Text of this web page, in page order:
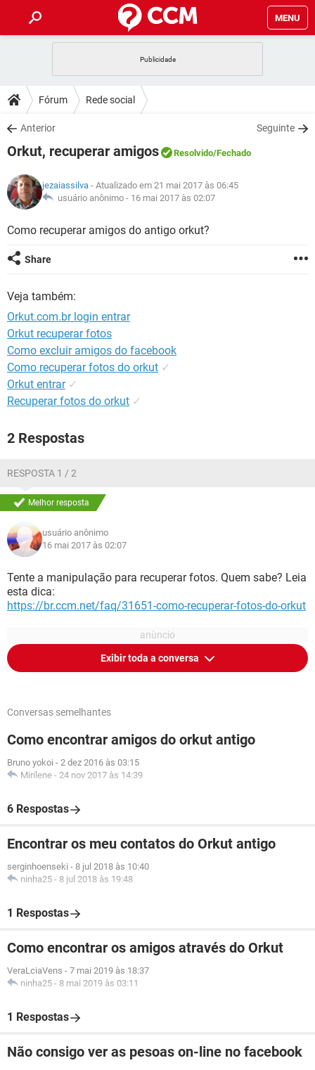
MENU
CELULAR
OUTLOOK
INSTAGRAM GMAIL
GUIA DE COMPRAS
DICAS
JOGOS
INSTAGRAM GMAIL
GUIA DE COMPRAS
DOWNLOADS
JOGOS WHATSAPP
CELULAR
OUTLOOK EXCEL
GMAIL
FÓRUM
JOGOS WHATSAPP
CELULAR
OUTLOOK EXCEL
INSTAGRAM
GLOSSÁRIO
WHATSAPP
INSTAGRAM
GUIA DE COMPRAS
Fórum Rede social
Anterior Seguinte
Orkut, recuperar amigos Resolvido/Fechado
jezaiassilva - Atualizado em 21 mai 2017 às 06:45
usuário anônimo - 16 mai 2017 às 02:07
Como recuperar amigos do antigo orkut?
Share
Veja também:
Orkut.com.br login entrar
Orkut recuperar fotos
Como excluir amigos do facebook
Como recuperar fotos do orkut ✓
Orkut entrar ✓
Recuperar fotos do orkut ✓
2 Respostas
RESPOSTA 1 / 2
Melhor resposta
usuário anônimo
16 mai 2017 às 02:07
Tente a manipulação para recuperar fotos. Quem sabe? Leia
esta dica:
https://br.ccm.net/faq/31651-como-recuperar-fotos-do-orkut
Exibir toda a conversa
Conversas semelhantes
Como encontrar amigos do orkut antigo
Bruno yokoi - 2 dez 2016 às 03:15
Mirilene - 24 nov 2017 às 14:39
6 Respostas
Encontrar os meu contatos do Orkut antigo
serginhoenseki - 8 jul 2018 às 10:40
ninha25 - 8 jul 2018 às 19:48
1 Respostas
Como encontrar os amigos através do Orkut
VeraLciaVens - 7 mai 2019 às 18:37
ninha25 - 8 mai 2019 às 03:11
1 Respostas
Não consigo ver as pesoas on-line no facebook